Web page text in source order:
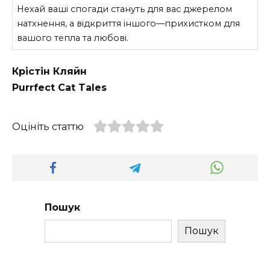
Нехай ваші спогади стануть для вас джерелом
натхнення, а відкриття іншого—прихистком для
вашого тепла та любові.
Крістін Кляйн
Purrfect Cat Tales
Оцініть статтю
Пошук
Пошук